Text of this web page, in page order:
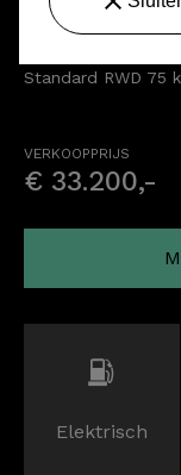
Ford
VERKOOPPRIJS
€ 33.200,-
Elektrisch